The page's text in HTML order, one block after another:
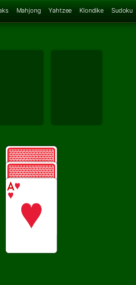
Mahjong Yahtzee Klondike Sudoku